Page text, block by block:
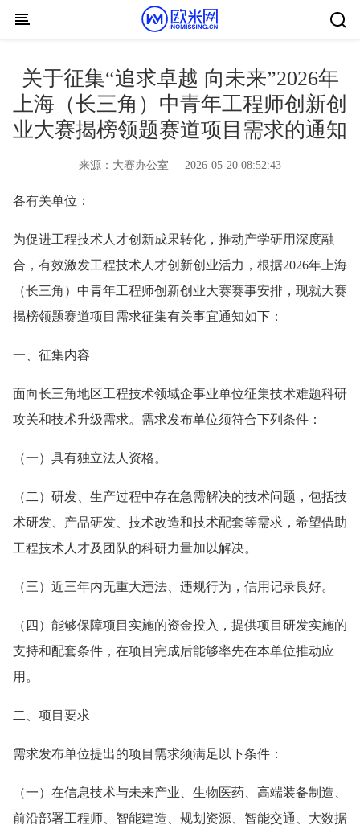
Skip to content
关于征集“追求卓越 向未来”2026年
上海（长三角）中青年工程师创新创
业大赛揭榜领题赛道项目需求的通知
来源： 大赛办公室 2026-05-20 08:52:43
各有关单位：
为促进工程技术人才创新成果转化，推动产学研用深度融
合，有效激发工程技术人才创新创业活力，根据2026年上海
（长三角）中青年工程师创新创业大赛赛事安排，现就大赛
揭榜领题赛道项目需求征集有关事宜通知如下：
一、征集内容
面向长三角地区工程技术领域企事业单位征集技术难题科研
攻关和技术升级需求。需求发布单位须符合下列条件：
（一）具有独立法人资格。
（二）研发、生产过程中存在急需解决的技术问题，包括技
术研发、产品研发、技术改造和技术配套等需求，希望借助
工程技术人才及团队的科研力量加以解决。
（三）近三年内无重大违法、违规行为，信用记录良好。
（四）能够保障项目实施的资金投入，提供项目研发实施的
支持和配套条件，在项目完成后能够率先在本单位推动应
用。
二、项目要求
需求发布单位提出的项目需求须满足以下条件：
（一）在信息技术与未来产业、生物医药、高端装备制造、
前沿部署工程师、智能建造、规划资源、智能交通、大数据